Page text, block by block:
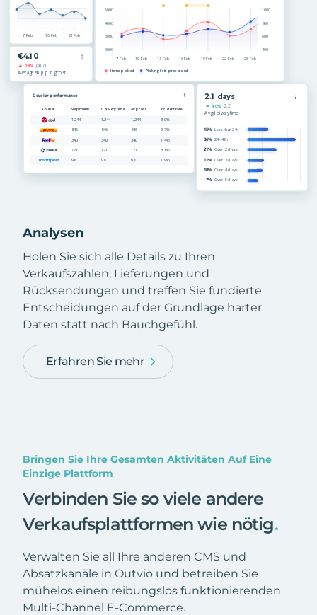
Analysen
Holen Sie sich alle Details zu Ihren
Verkaufszahlen, Lieferungen und
Rücksendungen und treffen Sie fundierte
Entscheidungen auf der Grundlage harter
Daten statt nach Bauchgefühl.
Erfahren Sie mehr
Bringen Sie Ihre Gesamten Aktivitäten Auf Eine
Einzige Plattform
Verbinden Sie so viele andere
Verkaufsplattformen wie nötig.
Verwalten Sie all Ihre anderen CMS und
Absatzkanäle in Outvio und betreiben Sie
mühelos einen reibungslos funktionierenden
Multi-Channel E-Commerce.